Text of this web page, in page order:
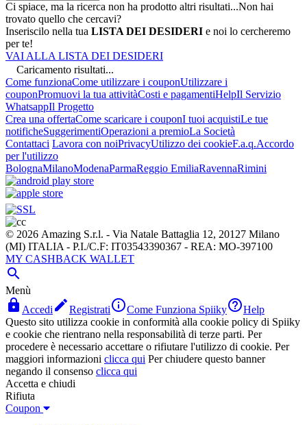
Ci spiace, ma la ricerca non ha prodotto altri risultati...Non hai
trovato quello che cercavi?
Inseriscilo nella tua LISTA DEI DESIDERI e noi lo cercheremo
per te!
VAI ALLA LISTA DEI DESIDERI
Caricamento risultati...
Come funzionaCome utilizzare i couponUtilizzare i
couponPromuovi la tua attivitàCosti e pagamentiHelpIl Servizio
WhatsappIl Progetto
Crea una offertaCome scaricare i couponI tuoi acquistiLe tue
notificheSuggerimentiOperazioni a premioLa Società
Contattaci Lavora con noiPrivacyUtilizzo dei cookieF.a.q.Accordo
per l'utilizzo
BolognaMilanoModenaParmaReggio EmiliaRavennaRimini
© 2026 Amazing S.r.l. - Via Natale Battaglia 12, 20127 Milano
(MI) ITALIA - P.I./C.F: IT03543390367 - REA: MO-397100
MY CASHBACK WALLET

Menù
 Accedi RegistratiCome Funziona SpiikyHelp
Questo sito utilizza cookie in conformità alla cookie policy di Spiiky
e cookie che rientrano nella responsabilità di terze parti. Per
procedere è necessario accettare o rifiutare l'utilizzo di cookie. Per
maggiori informazioni clicca qui Per chiudere questo banner
negando il consenso clicca qui
Accetta e chiudi
Rifiuta
Coupon